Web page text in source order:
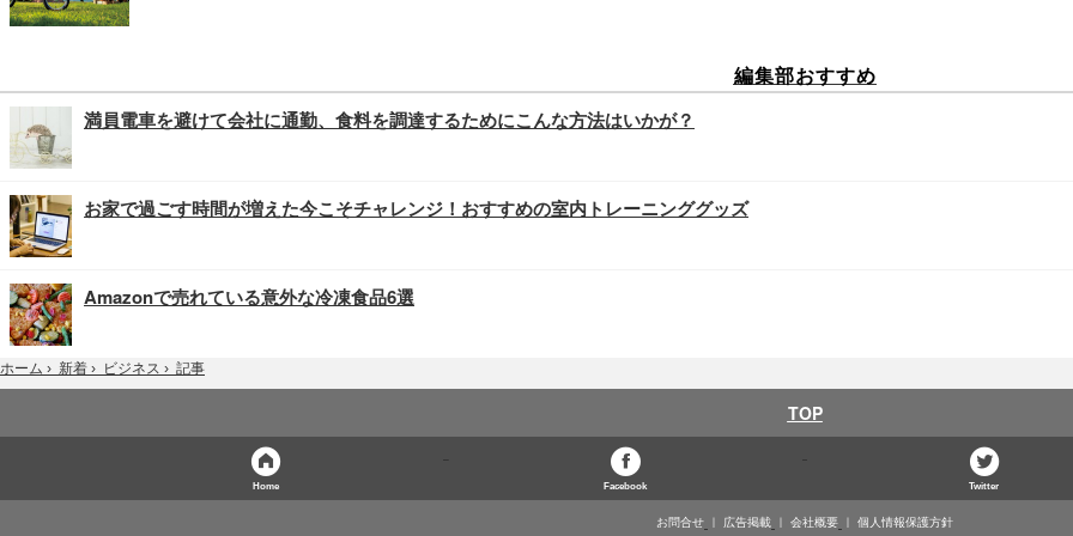
編集部おすすめ
満員電車を避けて会社に通勤、食料を調達するためにこんな方法はいかが？
お家で過ごす時間が増えた今こそチャレンジ！おすすめの室内トレーニンググッズ
Amazonで売れている意外な冷凍食品6選
ホーム › 新着 › ビジネス › 記事
TOP
Home Facebook Twitter
お問合せ 広告掲載 会社概要 個人情報保護方針